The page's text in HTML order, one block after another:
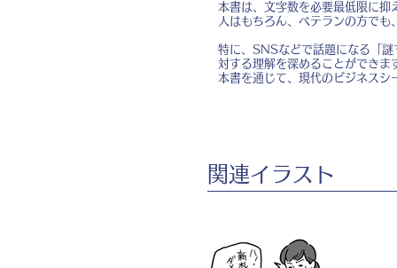
本書は、文字数を必要最低限に
人はもちろん、ベテランの方でも
特に、SNSなどで話題になる「
対する理解を深めることができま
本書を通じて、現代のビジネスシ
​関連イラスト